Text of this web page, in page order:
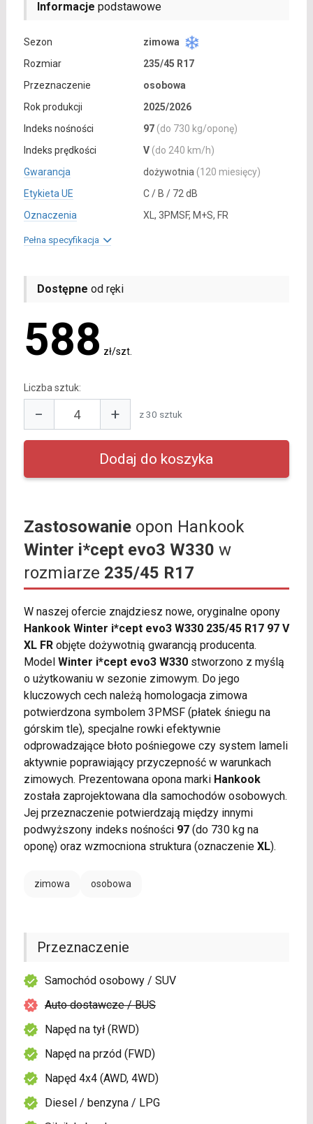
Informacje podstawowe
Sezon
zimowa
Rozmiar
235/45 R17
Przeznaczenie
osobowa
Rok produkcji
2025/2026
Indeks nośności
97 (do 730 kg/oponę)
Indeks prędkości
V (do 240 km/h)
Gwarancja
dożywotnia (120 miesięcy)
Etykieta UE
C / B / 72 dB
Oznaczenia
XL, 3PMSF, M+S, FR
Pełna specyfikacja
Dostępne od ręki
588 zł/szt.
Liczba sztuk:
− + z 30 sztuk
Zastosowanieopon Hankook
Winter i*cept evo3 W330 w
rozmiarze 235/45 R17
W naszej ofercie znajdziesz nowe, oryginalne opony
Hankook Winter i*cept evo3 W330 235/45 R17 97 V
XL FRobjęte dożywotnią gwarancją producenta.
Model Winter i*cept evo3 W330stworzono z myślą
o użytkowaniu w sezonie zimowym. Do jego
kluczowych cech należą homologacja zimowa
potwierdzona symbolem 3PMSF (płatek śniegu na
górskim tle), specjalne rowki efektywnie
odprowadzające błoto pośniegowe czy system lameli
aktywnie poprawiający przyczepność w warunkach
zimowych. Prezentowana opona marki Hankook
została zaprojektowana dla samochodów osobowych.
Jej przeznaczenie potwierdzają między innymi
podwyższony indeks nośności 97(do 730 kg na
oponę) oraz wzmocniona struktura (oznaczenie XL).
zimowa osobowa
Przeznaczenie
Samochód osobowy / SUV
Auto dostawcze / BUS
Napęd na tył (RWD)
Napęd na przód (FWD)
Napęd 4x4 (AWD, 4WD)
Diesel / benzyna / LPG